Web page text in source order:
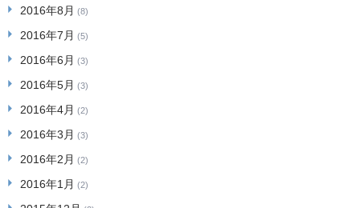
2016年8月 (8)
2016年7月 (5)
2016年6月 (3)
2016年5月 (3)
2016年4月 (2)
2016年3月 (3)
2016年2月 (2)
2016年1月 (2)